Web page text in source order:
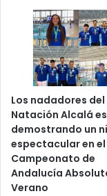
Los nadadores del
Natación Alcalá
demostrando un
espectacular en el
Campeonato de
Andalucía
Verano